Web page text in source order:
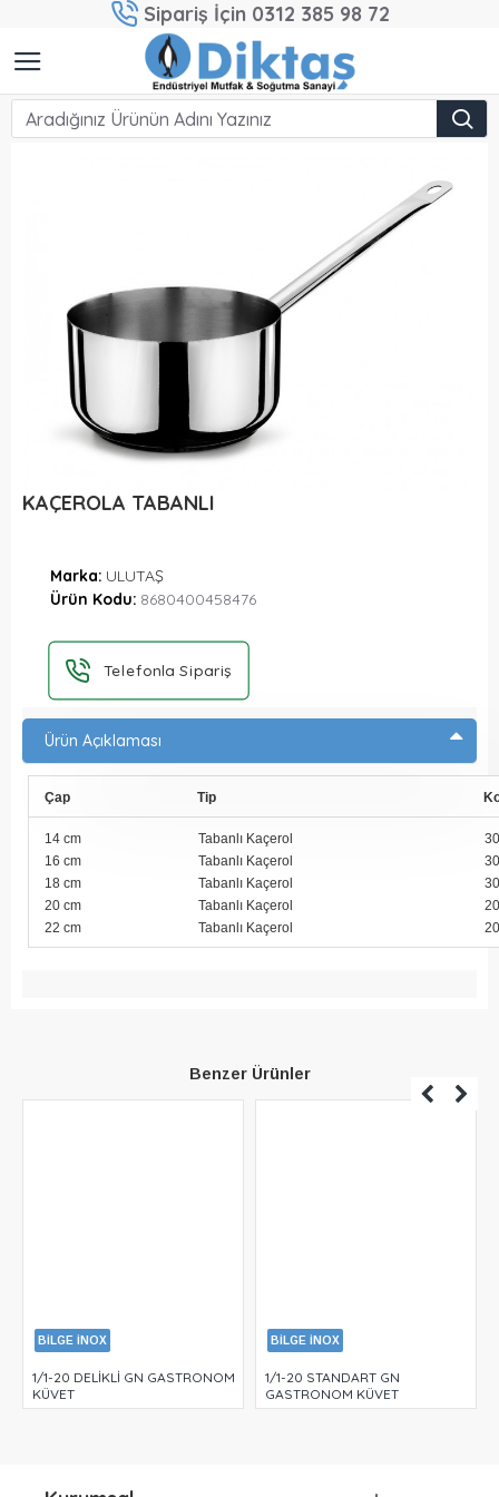
Sipariş İçin 0312 385 98 72
KAÇEROLA TABANLI
Marka: ULUTAŞ
Ürün Kodu: 8680400458476
Telefonla Sipariş
Ürün Açıklaması
Çap Tip
14 cm
16 cm
18 cm
20 cm
22 cm
Tabanlı Kaçerol
Tabanlı Kaçerol
Tabanlı Kaçerol
Tabanlı Kaçerol
Tabanlı Kaçerol
30
30
30
20
20
Benzer Ürünler
BİLGE İNOX
1/1-20 DELİKLİ GN GASTRONOM
KÜVET
BİLGE İNOX
1/1-20 STANDART GN
GASTRONOM KÜVET